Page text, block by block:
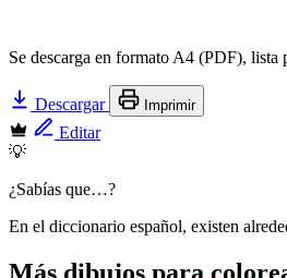
Se descarga en formato A4 (PDF), lista
Descargar Imprimir
Editar
💡
¿Sabías que…?
En el diccionario español, existen
Más dibujos para